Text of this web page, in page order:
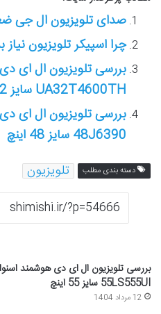
صدای تلویزیون ال جی
چرا اسپیکر تلویزیون
بررسی تلویزیون ال ای
UA32T4600TH سایز 32 اینچ
بررسی تلویزیون ال
48J6390 سایز 48 اینچ
دسته بندی مطلب تلویزیون
55LS555UI سایز 55 اینچ
12 مرداد 1404